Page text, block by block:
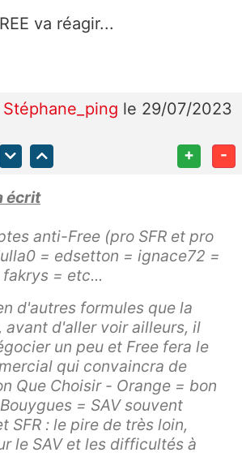
va réagir...
Stéphane_ping le 29/07/2023
+ -
écrit
anti-Free (pro SFR et pro
= edsetton = ignace72 =
= etc...
d'autres formules que la
avant d'aller voir ailleurs, il
un peu et Free fera le
qui convaincra de
Que Choisir - Orange = bon
= SAV souvent
SFR : le pire de très loin,
le SAV et les difficultés à